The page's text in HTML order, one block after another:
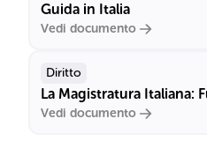
Guida in Italia
Vedi documento
Diritto
La Magistratura Italiana:
Vedi documento